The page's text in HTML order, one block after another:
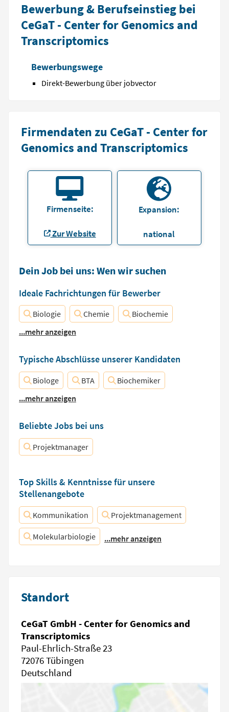
Bewerbung & Berufseinstieg bei
CeGaT - Center for Genomics and
Transcriptomics
Bewerbungswege
Direkt-Bewerbung über jobvector
Firmendaten zu CeGaT - Center for
Genomics and Transcriptomics
Firmenseite:
Zur Website
Expansion:
national
Dein Job bei uns: Wen wir suchen
Ideale Fachrichtungen für Bewerber
Biologie Chemie
Biochemie
...mehr anzeigen
Typische Abschlüsse unserer Kandidaten
Biologe BTA
Biochemiker
...mehr anzeigen
Beliebte Jobs bei uns
Projektmanager
Top Skills & Kenntnisse für unsere
Stellenangebote
Kommunikation Projektmanagement
Molekularbiologie ...mehr anzeigen
Standort
CeGaT GmbH - Center for Genomics and
Transcriptomics
Paul-Ehrlich-Straße 23
72076 Tübingen
Deutschland